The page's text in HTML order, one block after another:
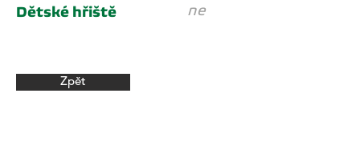
Dětské hřiště
ne
Zpět